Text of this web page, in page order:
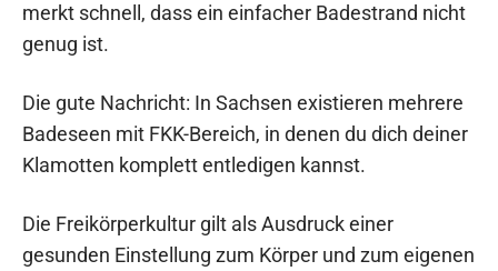
merkt schnell, dass ein einfacher Badestrand nicht
genug ist.
Die gute Nachricht: In Sachsen existieren mehrere
Badeseen mit FKK-Bereich, in denen du dich deiner
Klamotten komplett entledigen kannst.
Die Freikörperkultur gilt als Ausdruck einer
gesunden Einstellung zum Körper und zum eigenen